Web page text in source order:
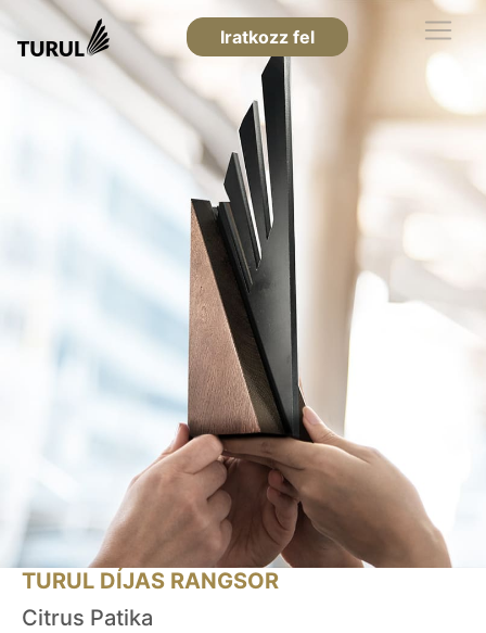
Iratkozz fel
TURUL DÍJAS RANGSOR
Citrus Patika